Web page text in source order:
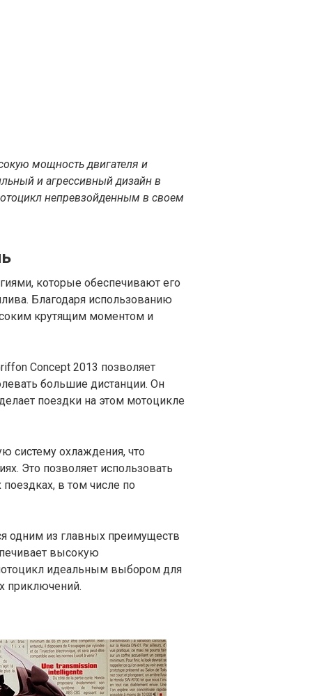
мощность двигателя и
и агрессивный дизайн в
непревзойденным в своем
которые обеспечивают его
Благодаря использованию
крутящим моментом и
Concept 2013 позволяет
большие дистанции. Он
поездки на этом мотоцикле
систему охлаждения, что
Это позволяет использовать
в том числе по
одним из главных преимуществ
высокую
идеальным выбором для
приключений.